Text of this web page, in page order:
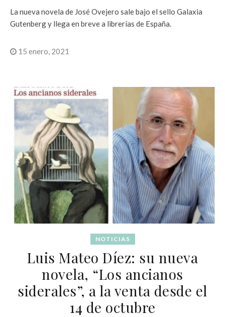
La nueva novela de José Ovejero sale bajo el sello Galaxia
Gutenberg y llega en breve a librerías de España.
15 enero, 2021
NOTICIAS
Luis Mateo Díez: su nueva
novela, “Los ancianos
siderales”, a la venta desde el
14 de octubre